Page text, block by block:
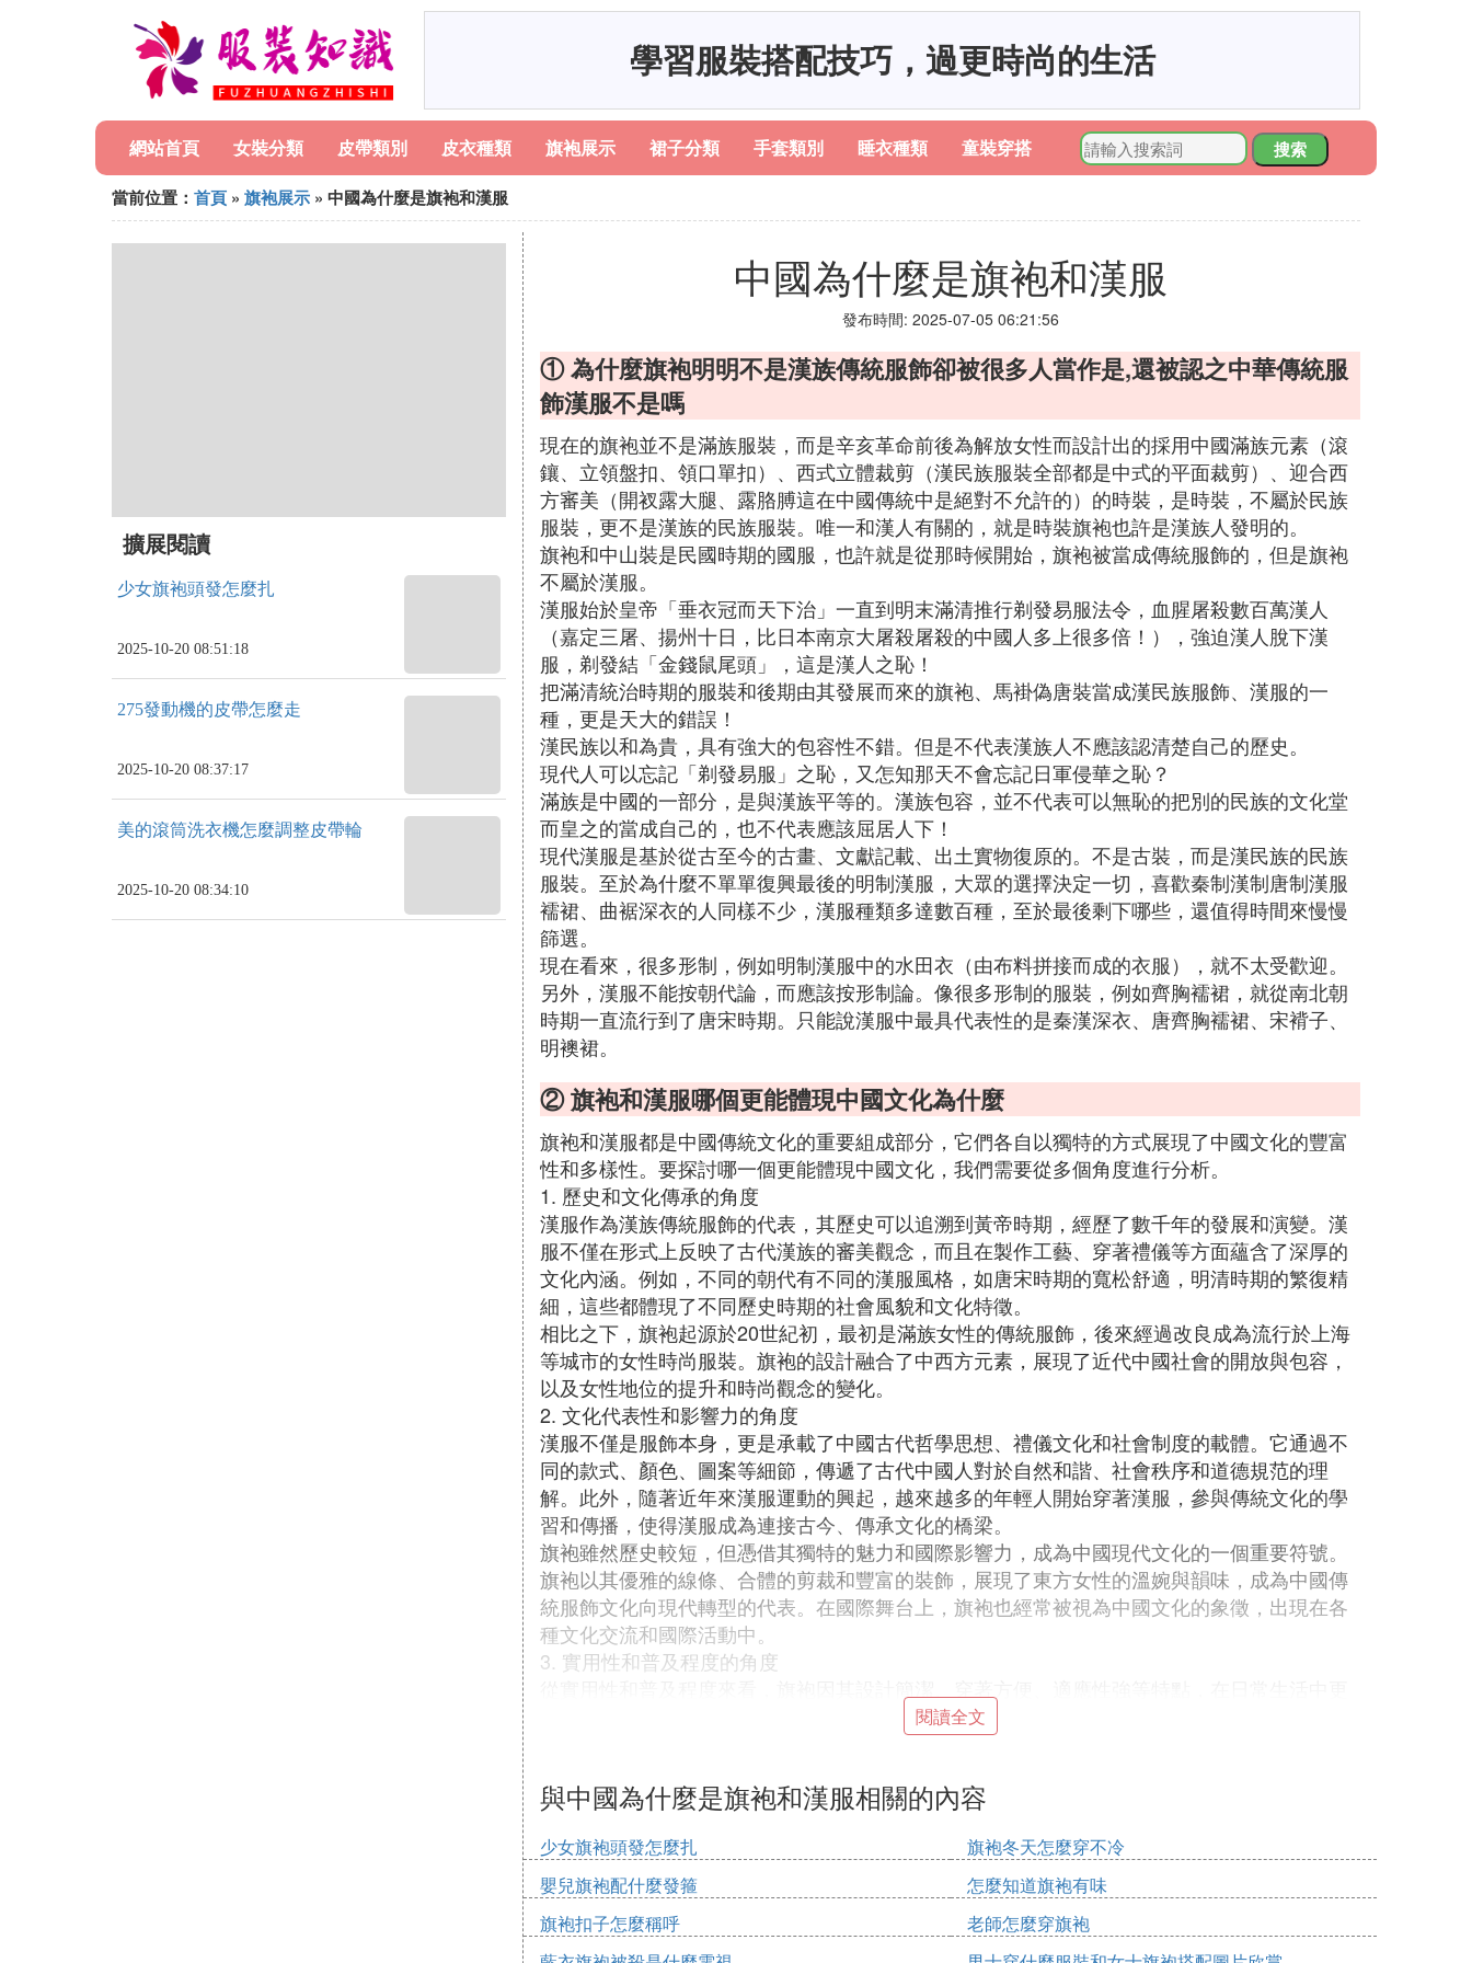
學習服裝搭配技巧，過更時尚的生活
網站首頁 女裝分類 皮帶類別 皮衣種類 旗袍展示 裙子分類 手套類別 睡衣種類 童裝穿搭
搜索
當前位置： 首頁 » 旗袍展示 » 中國為什麼是旗袍和漢服
擴展閱讀
少女旗袍頭發怎麼扎
2025-10-20 08:51:18
275發動機的皮帶怎麼走
2025-10-20 08:37:17
美的滾筒洗衣機怎麼調整皮帶輪
2025-10-20 08:34:10
中國為什麼是旗袍和漢服
發布時間: 2025-07-05 06:21:56
① 為什麼旗袍明明不是漢族傳統服飾卻被很多人當作是,還被認之中華傳統服
飾漢服不是嗎
現在的旗袍並不是滿族服裝，而是辛亥革命前後為解放女性而設計出的採用中國滿族元素（滾
鑲、立領盤扣、領口單扣）、西式立體裁剪（漢民族服裝全部都是中式的平面裁剪）、迎合西
方審美（開衩露大腿、露胳膊這在中國傳統中是絕對不允許的）的時裝，是時裝，不屬於民族
服裝，更不是漢族的民族服裝。唯一和漢人有關的，就是時裝旗袍也許是漢族人發明的。
旗袍和中山裝是民國時期的國服，也許就是從那時候開始，旗袍被當成傳統服飾的，但是旗袍
不屬於漢服。
漢服始於皇帝「垂衣冠而天下治」一直到明末滿清推行剃發易服法令，血腥屠殺數百萬漢人
（嘉定三屠、揚州十日，比日本南京大屠殺屠殺的中國人多上很多倍！），強迫漢人脫下漢
服，剃發結「金錢鼠尾頭」，這是漢人之恥！
把滿清統治時期的服裝和後期由其發展而來的旗袍、馬褂偽唐裝當成漢民族服飾、漢服的一
種，更是天大的錯誤！
漢民族以和為貴，具有強大的包容性不錯。但是不代表漢族人不應該認清楚自己的歷史。
現代人可以忘記「剃發易服」之恥，又怎知那天不會忘記日軍侵華之恥？
滿族是中國的一部分，是與漢族平等的。漢族包容，並不代表可以無恥的把別的民族的文化堂
而皇之的當成自己的，也不代表應該屈居人下！
現代漢服是基於從古至今的古畫、文獻記載、出土實物復原的。不是古裝，而是漢民族的民族
服裝。至於為什麼不單單復興最後的明制漢服，大眾的選擇決定一切，喜歡秦制漢制唐制漢服
襦裙、曲裾深衣的人同樣不少，漢服種類多達數百種，至於最後剩下哪些，還值得時間來慢慢
篩選。
現在看來，很多形制，例如明制漢服中的水田衣（由布料拼接而成的衣服），就不太受歡迎。
另外，漢服不能按朝代論，而應該按形制論。像很多形制的服裝，例如齊胸襦裙，就從南北朝
時期一直流行到了唐宋時期。只能說漢服中最具代表性的是秦漢深衣、唐齊胸襦裙、宋褙子、
明襖裙。
② 旗袍和漢服哪個更能體現中國文化為什麼
旗袍和漢服都是中國傳統文化的重要組成部分，它們各自以獨特的方式展現了中國文化的豐富
性和多樣性。要探討哪一個更能體現中國文化，我們需要從多個角度進行分析。
1. 歷史和文化傳承的角度
漢服作為漢族傳統服飾的代表，其歷史可以追溯到黃帝時期，經歷了數千年的發展和演變。漢
服不僅在形式上反映了古代漢族的審美觀念，而且在製作工藝、穿著禮儀等方面蘊含了深厚的
文化內涵。例如，不同的朝代有不同的漢服風格，如唐宋時期的寬松舒適，明清時期的繁復精
細，這些都體現了不同歷史時期的社會風貌和文化特徵。
相比之下，旗袍起源於20世紀初，最初是滿族女性的傳統服飾，後來經過改良成為流行於上海
等城市的女性時尚服裝。旗袍的設計融合了中西方元素，展現了近代中國社會的開放與包容，
以及女性地位的提升和時尚觀念的變化。
2. 文化代表性和影響力的角度
漢服不僅是服飾本身，更是承載了中國古代哲學思想、禮儀文化和社會制度的載體。它通過不
同的款式、顏色、圖案等細節，傳遞了古代中國人對於自然和諧、社會秩序和道德規范的理
解。此外，隨著近年來漢服運動的興起，越來越多的年輕人開始穿著漢服，參與傳統文化的學
習和傳播，使得漢服成為連接古今、傳承文化的橋梁。
旗袍雖然歷史較短，但憑借其獨特的魅力和國際影響力，成為中國現代文化的一個重要符號。
旗袍以其優雅的線條、合體的剪裁和豐富的裝飾，展現了東方女性的溫婉與韻味，成為中國傳
統服飾文化向現代轉型的代表。在國際舞台上，旗袍也經常被視為中國文化的象徵，出現在各
種文化交流和國際活動中。
3. 實用性和普及程度的角度
為普及。無論是正式場合還是日常生活，旗袍都能展現出獨特的魅力，因此更容易被大眾接受
動的推廣和文化自信的增強，越來越多的年輕人開始在日常生活中穿著漢服，將其作為一種生
結論
綜上所述，漢服和旗袍各有特色，它們分別代表了中國傳統文化的不同方面。漢服更多地體現
了中國古代的歷史沉澱和文化傳承，是中華民族悠久歷史和文化精神的象徵。而旗袍則代表了
中國近現代文化的變遷和女性的社會地位提升，是中國現代文化的一個縮影。
閱讀全文
與中國為什麼是旗袍和漢服相關的內容
少女旗袍頭發怎麼扎
旗袍冬天怎麼穿不冷
嬰兒旗袍配什麼發箍
怎麼知道旗袍有味
旗袍扣子怎麼稱呼
老師怎麼穿旗袍